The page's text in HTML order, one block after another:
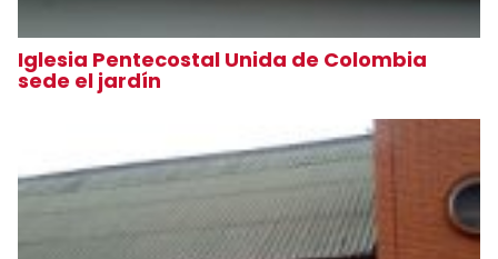
Iglesia Pentecostal Unida de Colombia
sede el jardín